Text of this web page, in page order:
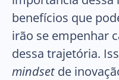
benefícios que
irão se empenhar
dessa trajetória.
mindset de